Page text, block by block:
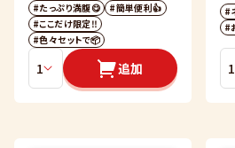
#たっぷり満腹😋
#簡単便利👍
#ここだけ限定‼️
#色々セットで📦
追加
#
#